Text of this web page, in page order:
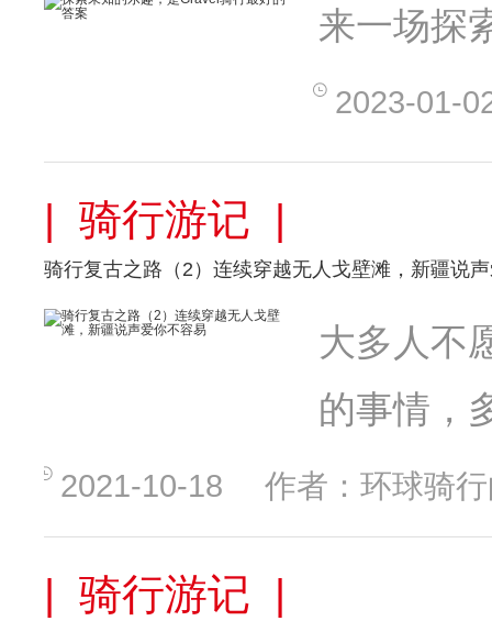
来一场探
2023-01-
| 骑行游记 |
骑行复古之路（2）连续穿越无人戈壁滩，新疆说
大多人不
的事情，
2021-10-18 作者：环球骑
| 骑行游记 |